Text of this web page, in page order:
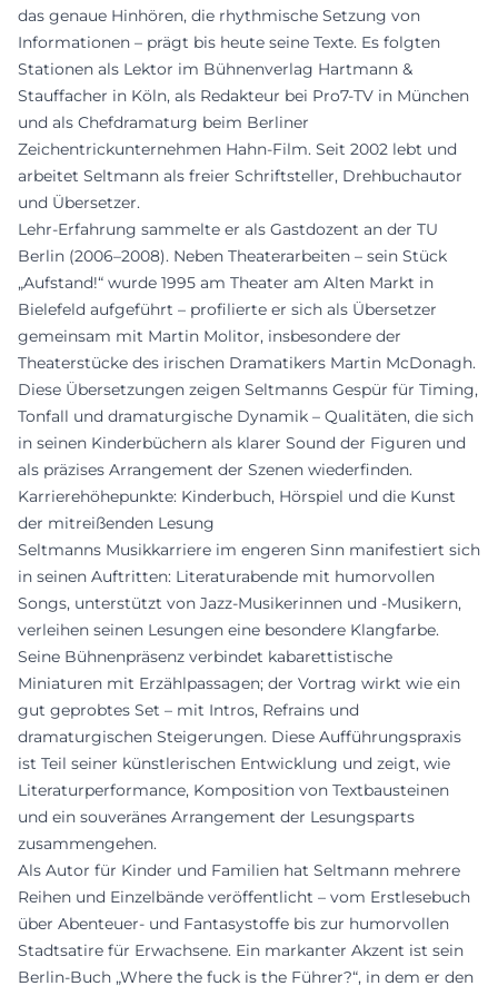
das genaue Hinhören, die rhythmische Setzung von
Informationen – prägt bis heute seine Texte. Es folgten
Stationen als Lektor im Bühnenverlag Hartmann &
Stauffacher in Köln, als Redakteur bei Pro7-TV in München
und als Chefdramaturg beim Berliner
Zeichentrickunternehmen Hahn-Film. Seit 2002 lebt und
arbeitet Seltmann als freier Schriftsteller, Drehbuchautor
und Übersetzer.
Lehr-Erfahrung sammelte er als Gastdozent an der TU
Berlin (2006–2008). Neben Theaterarbeiten – sein Stück
„Aufstand!“ wurde 1995 am Theater am Alten Markt in
Bielefeld aufgeführt – profilierte er sich als Übersetzer
gemeinsam mit Martin Molitor, insbesondere der
Theaterstücke des irischen Dramatikers Martin McDonagh.
Diese Übersetzungen zeigen Seltmanns Gespür für Timing,
Tonfall und dramaturgische Dynamik – Qualitäten, die sich
in seinen Kinderbüchern als klarer Sound der Figuren und
als präzises Arrangement der Szenen wiederfinden.
Karrierehöhepunkte: Kinderbuch, Hörspiel und die Kunst
der mitreißenden Lesung
Seltmanns Musikkarriere im engeren Sinn manifestiert sich
in seinen Auftritten: Literaturabende mit humorvollen
Songs, unterstützt von Jazz-Musikerinnen und -Musikern,
verleihen seinen Lesungen eine besondere Klangfarbe.
Seine Bühnenpräsenz verbindet kabarettistische
Miniaturen mit Erzählpassagen; der Vortrag wirkt wie ein
gut geprobtes Set – mit Intros, Refrains und
dramaturgischen Steigerungen. Diese Aufführungspraxis
ist Teil seiner künstlerischen Entwicklung und zeigt, wie
Literaturperformance, Komposition von Textbausteinen
und ein souveränes Arrangement der Lesungsparts
zusammengehen.
Als Autor für Kinder und Familien hat Seltmann mehrere
Reihen und Einzelbände veröffentlicht – vom Erstlesebuch
über Abenteuer- und Fantasystoffe bis zur humorvollen
Stadtsatire für Erwachsene. Ein markanter Akzent ist sein
Berlin-Buch „Where the fuck is the Führer?“, in dem er den